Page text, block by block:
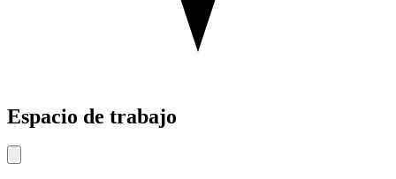
Espacio de trabajo